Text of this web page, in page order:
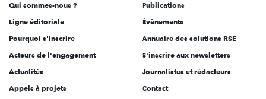
Qui sommes-nous ?
Ligne éditoriale
Pourquoi s'inscrire
Acteurs de l'engagement
Actualités
Appels à projets
Publications
Évènements
Annuaire des solutions RSE
S'inscrire aux newsletters
Journalistes et rédacteurs
Contact